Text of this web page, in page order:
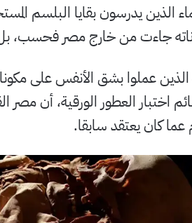
الذين يدرسون بقايا البلسم
جاءت من خارج مصر فحسب، بل
عملوا بشق الأنفس على
اختبار العطور الورقية، أن مصر